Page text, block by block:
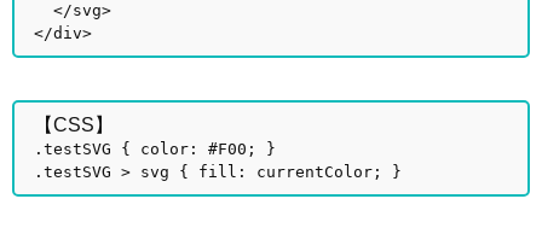
</svg>
</div>
【CSS】
.testSVG { color: #F00; }
.testSVG > svg { fill: currentColor; }